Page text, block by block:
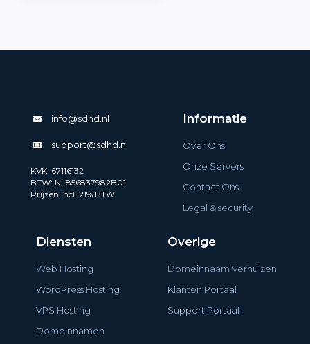
info@sdhd.nl
support@sdhd.nl
KVK: 67116132
BTW: NL856837982B01
Prijzen incl. 21% BTW
Informatie
Over Ons
Onze Servers
Contact Ons
Legal & security
Diensten
Web Hosting
WordPress Hosting
VPS Hosting
Domeinnamen
Overige
Domeinnaam Verhuizen
Klanten Portaal
Support Portaal